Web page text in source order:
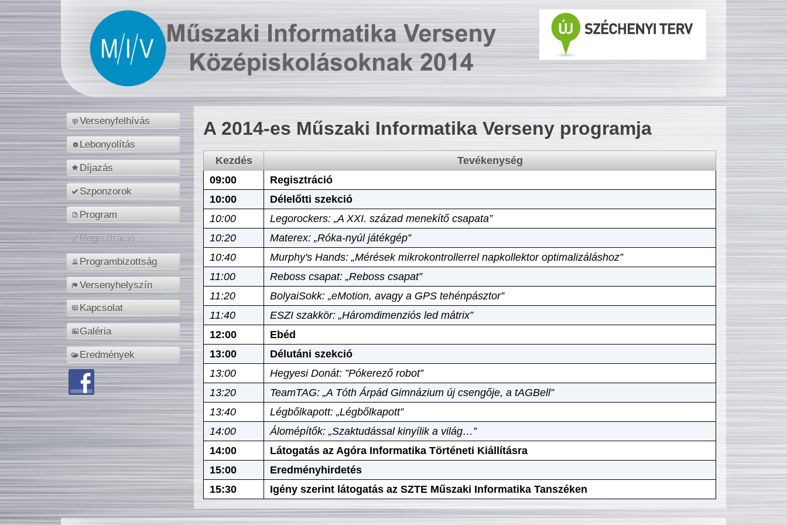
Versenyfelhívás
Lebonyolítás
Díjazás
Szponzorok
Program
Regisztráció
Programbizottság
Versenyhelyszín
Kapcsolat
Galéria
Eredmények
A 2014-es Műszaki Informatika Verseny programja
Kezdés
Tevékenység
09:00
Regisztráció
10:00
Délelőtti szekció
10:00
Legorockers: „A XXI. század menekítő csapata”
10:20
Materex: „Róka-nyúl játékgép”
10:40
Murphy's Hands: „Mérések mikrokontrollerrel napkollektor optimalizáláshoz”
11:00
Reboss csapat: „Reboss csapat”
11:20
BolyaiSokk: „eMotion, avagy a GPS tehénpásztor”
11:40
ESZI szakkör: „Háromdimenziós led mátrix”
12:00
Ebéd
13:00
Délutáni szekció
13:00
Hegyesi Donát: ”Pókerező robot”
13:20
TeamTAG: „A Tóth Árpád Gimnázium új csengője, a tAGBell”
13:40
Légbőlkapott: „Légbőlkapott”
14:00
Álomépítők: „Szaktudással kinyílik a világ…”
14:00
Látogatás az Agóra Informatika Történeti Kiállításra
15:00
Eredményhirdetés
15:30
Igény szerint látogatás az SZTE Műszaki Informatika Tanszéken